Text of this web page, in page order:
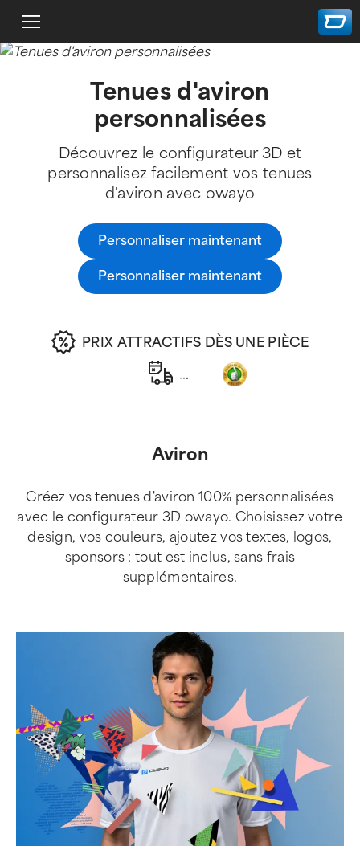
Tenues d'aviron
personnalisées
Découvrez le configurateur 3D et
personnalisez facilement vos tenues
d'aviron avec owayo
Personnaliser maintenant
Personnaliser maintenant
PRIX ATTRACTIFS DÈS UNE PIÈCE
...
Aviron
Créez vos tenues d'aviron 100% personnalisées
avec le configurateur 3D owayo. Choisissez votre
design, vos couleurs, ajoutez vos textes, logos,
sponsors : tout est inclus, sans frais
supplémentaires.